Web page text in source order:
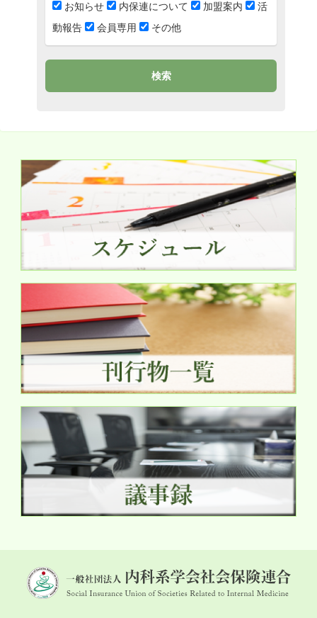
お知らせ 内保連について 加盟案内
活
動報告
会員専用 その他